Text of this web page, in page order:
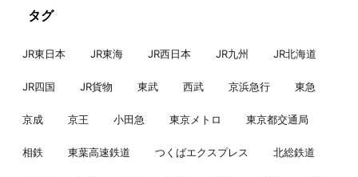
タグ
JR東日本 JR東海 JR西日本 JR九州 JR北海道
JR四国 JR貨物 東武 西武 京浜急行 東急
京成 京王 小田急 東京メトロ 東京都交通局
相鉄 東葉高速鉄道 つくばエクスプレス 北総鉄道